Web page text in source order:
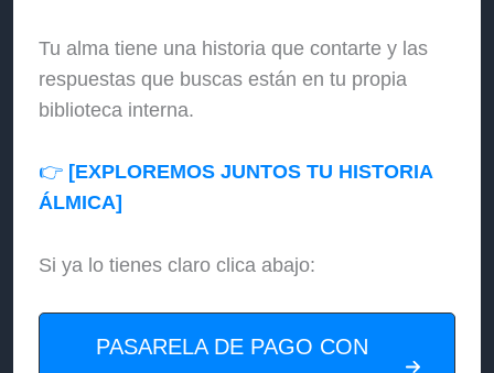
Tu alma tiene una historia que contarte y las
respuestas que buscas están en tu propia
biblioteca interna.
👉 [EXPLOREMOS JUNTOS TU HISTORIA
ÁLMICA]
Si ya lo tienes claro clica abajo:
PASARELA DE PAGO CON